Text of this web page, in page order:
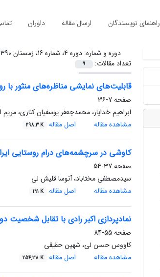
راهنمای نویسندگان ارسال مقاله داوران
دوره و شماره:دوره 4، شماره 16، زمستان 1390
تعداد مقالات:
9
قابلیت‌های نمایشی مناظره‌های منثور با
صفحه7-36
ابراهیم خدایار، محمدجعفر یوسفیان کناری، مریم
مشاهده مقاله
اصل مقاله 298.3 K
کاوشی در سرچشمه‌های درام روستایی
صفحه37-54
سیدمصطفی مختاباد، آتوسا قلیش لی
مشاهده مقاله
اصل مقاله 191 K
نمادپردازی اکبر رادی با تقابل
صفحه55-84
کاووس حسن لی، شهین حقیقی
مشاهده مقاله
اصل مقاله 254.38 K